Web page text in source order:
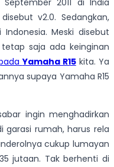
2011 di India
v2.0. Sedangkan,
Meski disebut
saja ada keinginan
Yamaha R15kita. Ya
supaya Yamaha R15
ingin menghadirkan
garasi rumah, harus rela
cukup lumayan
jutaan. Tak berhenti di